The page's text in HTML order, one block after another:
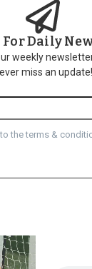
For Daily
weekly
miss an update!
the terms &